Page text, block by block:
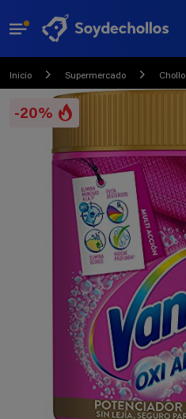
Inicio Supermercado Chollo
-20%